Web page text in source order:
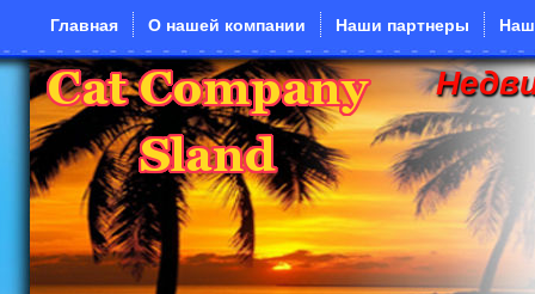
Перейти к основному содержанию
Главная О нашей компании Наши партнеры